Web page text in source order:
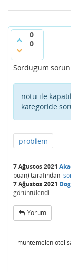
0
0
Sordugum
notu ile
kategoride
problem
7 Ağustos 2021
puan) tarafından
7 Ağustos 2021
görüntülendi
Yorum
muhtemelen otel